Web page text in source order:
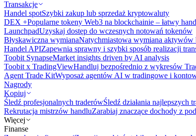
Transakcje
Handel spotSzybki zakup lub sprzedaż kryptowaluty
DEX +Popularne tokeny Web3 na blockchainie – łatwy
LaunchpadUzyskaj dostęp do wczesnych notowań tokenów
Błyskawiczna wymianaNatychmiastowa wymiana aktywów
Handel APIZapewnia sprawny i szybki sposób realizacji
Toobit SynapseMarket insights driven by AI analysis
Toobit x TradingViewHandluj bezpośrednio z wykresów
Agent Trade KitWyposaż agentów AI w tradingowe i
Nagrody
Kopiuj
Śledź profesjonalnych traderówŚledź działania najlepszych
Rekrutacja mistrzów handluZarabiaj znaczące dochody z
Więcej
Finanse